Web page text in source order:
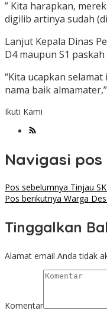
” Kita harapkan,
digilib artinya sudah
Lanjut Kepala Dinas
D4 maupun S1
“Kita ucapkan
nama baik
Ikuti Kami
Navigasi pos
Pos sebelumnya Tinjau
Pos berikutnya Warga
Tinggalkan
Alamat email Anda tidak
Komentar